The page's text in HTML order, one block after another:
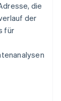
die
der
für